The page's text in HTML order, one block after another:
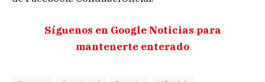
Síguenos en Google Noticias para
mantenerte enterado